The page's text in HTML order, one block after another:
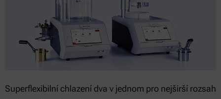
Superflexibilní chlazení dva v jednom pro nejširší rozsah